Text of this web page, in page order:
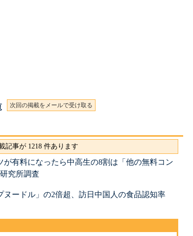
次回の掲載をメールで受け取る
記事が 1218 件あります
が有料になったら中高生の8割は「他の無料コン
究所調査
ヌードル」の2倍超、訪日中国人の食品認知率